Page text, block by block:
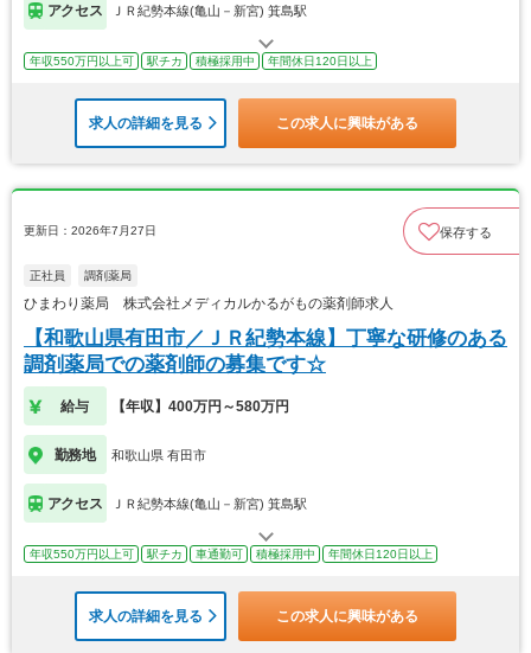
アクセス ＪＲ紀勢本線(亀山－新宮) 箕島駅
年収550万円以上可 駅チカ 積極採用中 年間休日120日以上
求人の詳細を見る この求人に興味がある
更新日：2026年7月27日 保存する
正社員 調剤薬局
ひまわり薬局 株式会社メディカルかるがもの薬剤師求人
【和歌山県有田市／ＪＲ紀勢本線】丁寧な研修のある
調剤薬局での薬剤師の募集です☆
給与 【年収】400万円～580万円
勤務地 和歌山県 有田市
アクセス ＪＲ紀勢本線(亀山－新宮) 箕島駅
年収550万円以上可 駅チカ 車通勤可 積極採用中 年間休日120日以上
求人の詳細を見る この求人に興味がある